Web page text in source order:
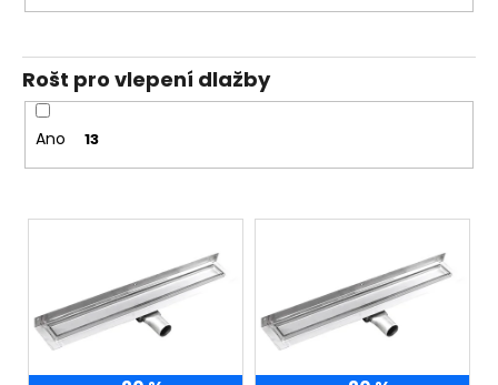
Rošt pro vlepení dlažby
Ano 13
V
s
p